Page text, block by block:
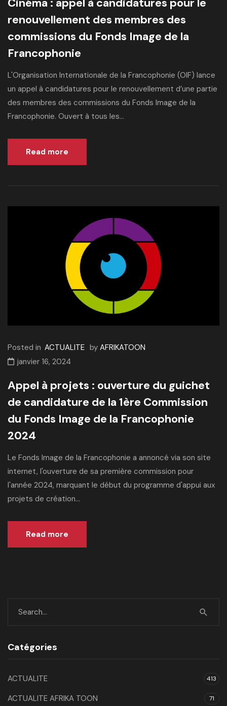
renouvellement des membres des
commissions du Fonds Image de la
Francophonie
L'Organisation Internationale de la Francophonie (OIF) lance
un appel à candidatures pour le renouvellement d’une partie
des membres des commissions du Fonds Image de la
Francophonie. Ouvert à tous les...
Read more
Posted in ACTUALITE by AFRIKATOON
janvier 16, 2024
Appel à projets : ouverture du guichet
de candidature de la 1ère Commission
du Fonds Image de la Francophonie
2024
Le Fonds Image de la Francophonie a annoncé via son site
internet, l'ouverture de sa première commission pour
l'année 2024, marquant le début du programme d'appui aux
projets de création...
Read more
Catégories
ACTUALITE 413
ACTUALITE AFRIKA TOON 71